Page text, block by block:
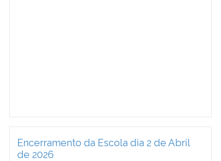
Encerramento da Escola dia 2 de Abril
de 2026